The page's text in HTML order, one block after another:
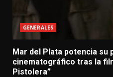
GENERALES
Mar del Plata potencia su
cinematográfico tras la
Pistolera”